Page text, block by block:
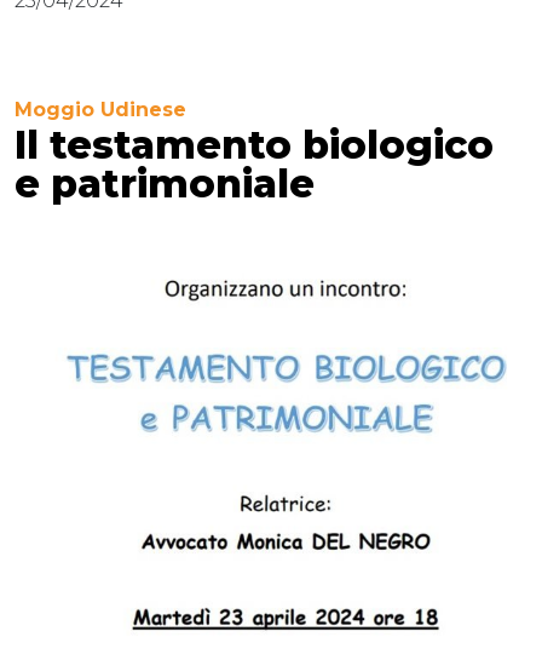
Moggio Udinese
Il testamento biologico
e patrimoniale